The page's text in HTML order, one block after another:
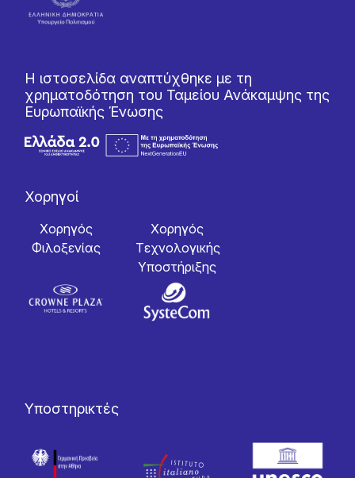
Η ιστοσελίδα αναπτύχθηκε με τη
χρηματοδότηση του Ταμείου Ανάκαμψης της
Ευρωπαϊκής Ένωσης
Χορηγοί
Χορηγός
Φιλοξενίας
Χορηγός
Tεχνολογικής
Yποστήριξης
Υποστηρικτές